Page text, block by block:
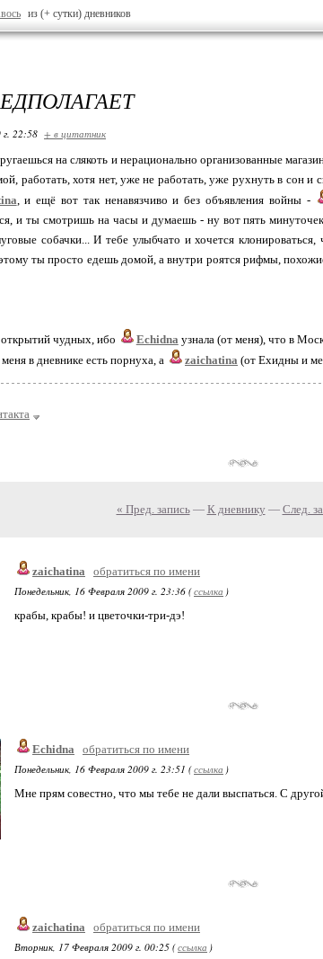
из (+ сутки) дневников
г. 22:58 + в цитатник
на слякоть и нерационально организованные
работать, хотя нет, уже не работать, уже рухнуть в сон и
, и ещё вот так ненавязчиво и без объявления войны -
и ты смотришь на часы и думаешь - ну вот пять
собачки... И тебе улыбчато и хочется
ты просто едешь домой, а внутри роятся рифмы,
чудных, ибо Echidna узнала (от меня), что в
в дневнике есть порнуха, а zaichatina (от Ехидны и
« Пред. запись— К дневнику — След.
zaichatina
обратиться по имени
Понедельник, 16 Февраля 2009 г. 23:36 (ссылка )
крабы, крабы! и цветочки-три-дэ!
Echidna
обратиться по имени
Понедельник, 16 Февраля 2009 г. 23:51 (ссылка )
Мне прям совестно, что мы тебе не дали выспаться. С
zaichatina
обратиться по имени
Вторник, 17 Февраля 2009 г. 00:25 (ссылка )